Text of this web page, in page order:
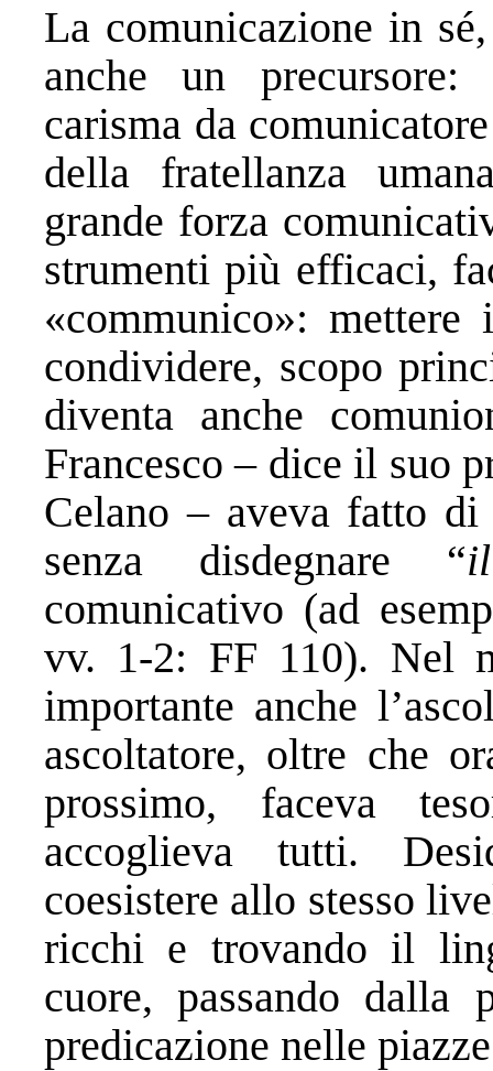
La comunicazione in
anche un precursore:
carisma da
della fratellanza
grande forza
strumenti più efficaci,
«communico»: mettere
condividere, scopo
diventa anche
Francesco – dice il suo
Celano – aveva fatto
senza disdegnare “
comunicativo (ad
vv. 1-2: FF 110). Nel
importante anche
ascoltatore, oltre che
prossimo, faceva
accoglieva tutti.
coesistere allo stesso
ricchi e trovando il
cuore, passando dalla
predicazione nelle